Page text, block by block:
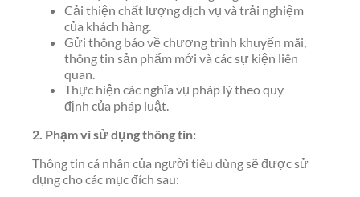
Cải thiện chất lượng dịch vụ và trải nghiệm
của khách hàng.
Gửi thông báo về chương trình khuyến mãi,
thông tin sản phẩm mới và các sự kiện liên
quan.
Thực hiện các nghĩa vụ pháp lý theo quy
định của pháp luật.
2. Phạm vi sử dụng thông tin:
Thông tin cá nhân của người tiêu dùng sẽ được sử
dụng cho các mục đích sau: